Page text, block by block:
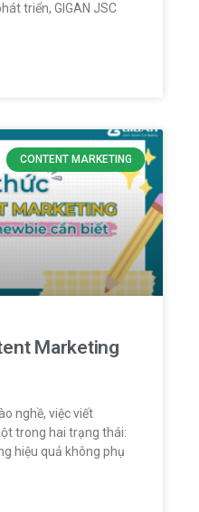
triển, GIGAN JSC
CONTENT MARKETING
Marketing
nghề, việc viết
trong hai trạng thái:
hiệu quả không phụ